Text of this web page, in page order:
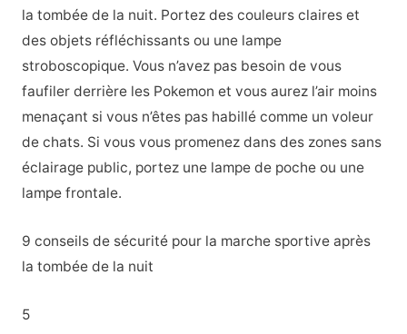
la tombée de la nuit. Portez des couleurs claires et
des objets réfléchissants ou une lampe
stroboscopique. Vous n’avez pas besoin de vous
faufiler derrière les Pokemon et vous aurez l’air moins
menaçant si vous n’êtes pas habillé comme un voleur
de chats. Si vous vous promenez dans des zones sans
éclairage public, portez une lampe de poche ou une
lampe frontale.
9 conseils de sécurité pour la marche sportive après
la tombée de la nuit
5